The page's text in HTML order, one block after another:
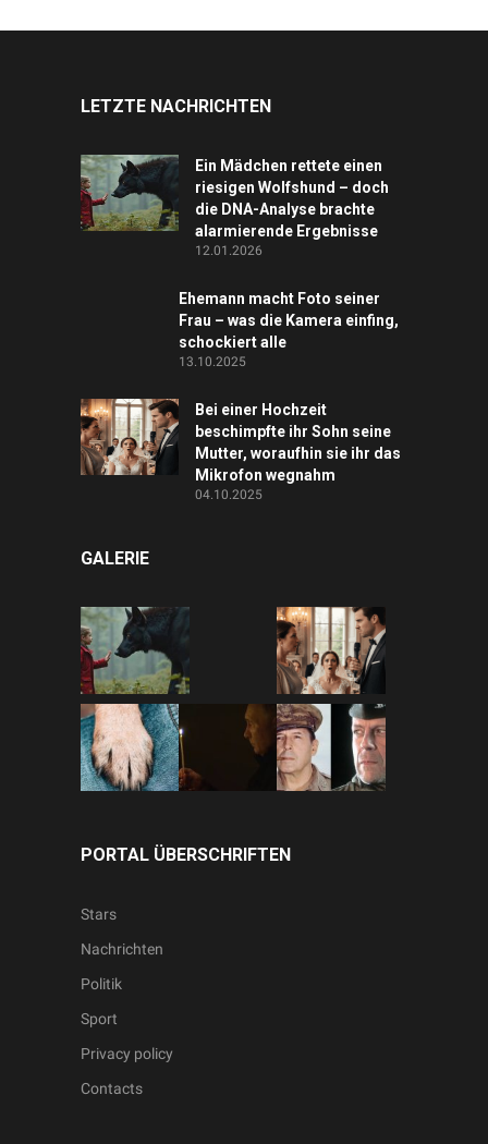
LETZTE NACHRICHTEN
Ein Mädchen rettete einen
riesigen Wolfshund – doch
die DNA-Analyse brachte
alarmierende Ergebnisse
12.01.2026
Ehemann macht Foto seiner
Frau – was die Kamera einfing,
schockiert alle
13.10.2025
Bei einer Hochzeit
beschimpfte ihr Sohn seine
Mutter, woraufhin sie ihr das
Mikrofon wegnahm
04.10.2025
GALERIE
PORTAL ÜBERSCHRIFTEN
Stars
Nachrichten
Politik
Sport
Privacy policy
Contacts